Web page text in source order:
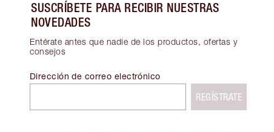
SUSCRÍBETE PARA RECIBIR NUESTRAS
NOVEDADES
Entérate antes que nadie de los productos, ofertas y
consejos
Dirección de correo electrónico
REGÍSTRATE